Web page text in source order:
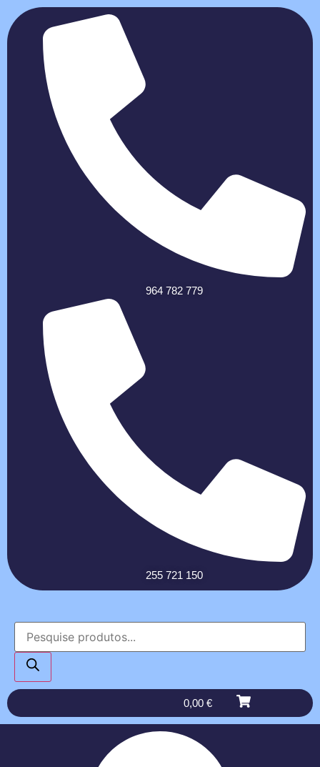
964 782 779
255 721 150
0,00 €